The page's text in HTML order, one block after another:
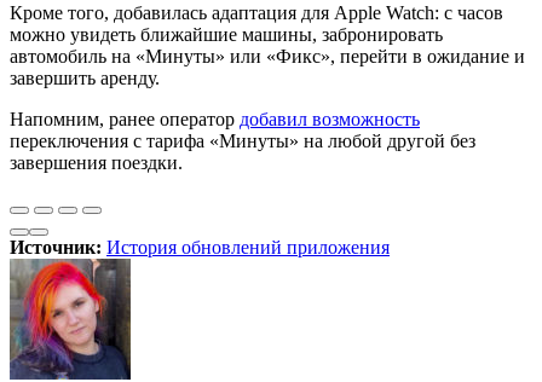
Кроме того, добавилась адаптация для Apple Watch: с часов
можно увидеть ближайшие машины, забронировать
автомобиль на «Минуты» или «Фикс», перейти в ожидание и
завершить аренду.
Напомним, ранее оператор добавил возможность
переключения с тарифа «Минуты» на любой другой без
завершения поездки.
Источник: История обновлений приложения